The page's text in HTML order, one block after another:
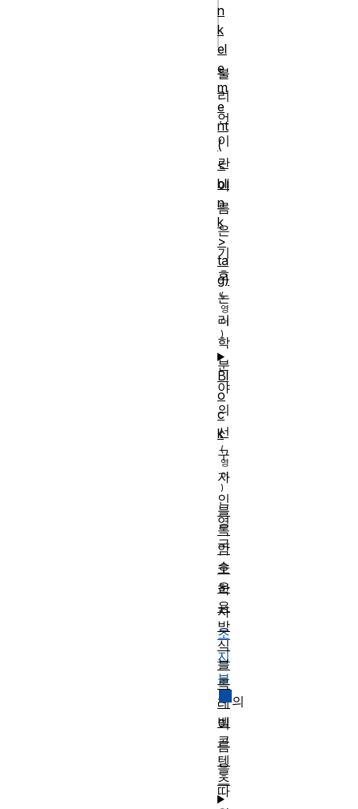
복해서 실행할 코드
불
리
언
이
란
이
름
은
기
호
논
리
학
분
야
의
선
구
자
인
영
국
수
학
자
조
지
불
의
이
름
을
따
n
k
el
e
m
e
nt
(
<
bli
n
k
>
ta
g)
Bl
o
c
k
블
록
암
호
운
용
방
식
블
록
레
벨
콘
텐
츠